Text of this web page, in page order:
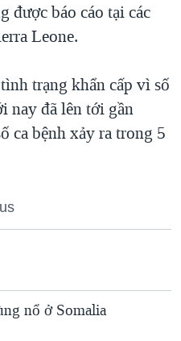
được báo cáo tại các
Leone.
trạng khẩn cấp vì số
nay đã lên tới gần
ca bệnh xảy ra trong 5
nổ ở Somalia